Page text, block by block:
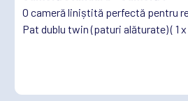
O cameră liniștită perfectă pentru
Pat dublu twin (paturi alăturate) ( 1 x